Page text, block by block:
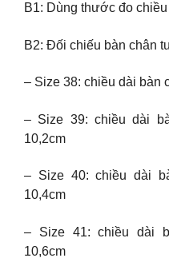
B1: Dùng thước đo
B2: Đối chiếu bàn chân
– Size 38: chiều dài bàn
– Size 39: chiều dài
10,2cm
– Size 40: chiều dài
10,4cm
– Size 41: chiều dài
10,6cm